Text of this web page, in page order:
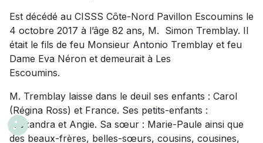
Est décédé au CISSS Côte-Nord Pavillon Escoumins le
4 octobre 2017 à l’âge 82 ans, M. Simon Tremblay. Il
était le fils de feu Monsieur Antonio Tremblay et feu
Dame Eva Néron et demeurait à Les
Escoumins.
M. Tremblay laisse dans le deuil ses enfants : Carol
(Régina Ross) et France. Ses petits-enfants :
Alexandra et Angie. Sa sœur : Marie-Paule ainsi que
des beaux-frères, belles-sœurs, cousins, cousines,